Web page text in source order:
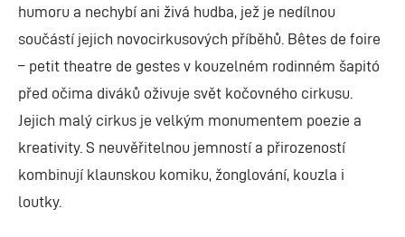
humoru a nechybí ani živá hudba, jež je nedílnou
součástí jejich novocirkusových příběhů. Bêtes de foire
– petit theatre de gestes v kouzelném rodinném šapitó
před očima diváků oživuje svět kočovného cirkusu.
Jejich malý cirkus je velkým monumentem poezie a
kreativity. S neuvěřitelnou jemností a přirozeností
kombinují klaunskou komiku, žonglování, kouzla i
loutky.